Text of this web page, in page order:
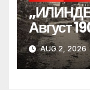
Август
AUG 2, 2026